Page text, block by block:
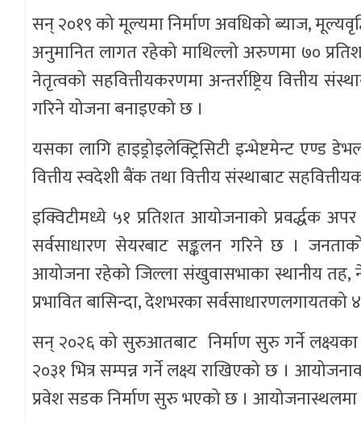
सन् २०१९ को मूल्यमा निर्माण अवधिको ब्याज,
अनुमानित लागत रहेको माथिल्लो अरुणमा ७०
नेतृत्वको सहवित्तीयकरणमा अन्तर्राष्ट्रिय वित्तीय
गरिने योजना बनाइएको छ ।
यसका लागि हाइड्रोइलेक्ट्रिसिटी इन्भेष्टमेन्ट
वित्तीय स्वदेशी बैंक तथा वित्तीय संस्थाबाट
इक्विटीमध्ये ५१ प्रतिशत आयोजनाको प्रवर्द्धक
सर्वसाधारण सेयरबाट सङ्कलन गरिने छ ।
आयोजना रहेको जिल्ला संखुवासभाका स्थानीय
प्रभावित बासिन्दा, देशभरका
सन् २०२६ को सुरुआतबाट निर्माण सुरु गर्ने
२०३१ भित्र सम्पन्न गर्ने लक्ष्य राखिएको छ ।
प्रवेश सडक निर्माण सुरु भएको छ । आयोजनास्थलमा